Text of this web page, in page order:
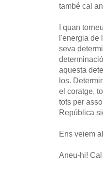
també cal
I quan
l'energia de
seva
aquesta
los.
el coratge,
tots per
República
Ens veiem
Aneu-hi!